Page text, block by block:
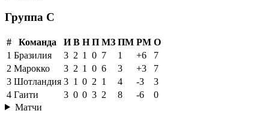
Группа C
# Команда И В Н П МЗ ПМ РМ О
1 Бразилия 3 2 1 0 7 1 +6
7
2 Марокко 3 2 1 0 6 3 +3
7
3 Шотландия 3 1 0 2 1 4 -3
3
4 Гаити 3 0 0 3 2 8 -6
0
Матчи